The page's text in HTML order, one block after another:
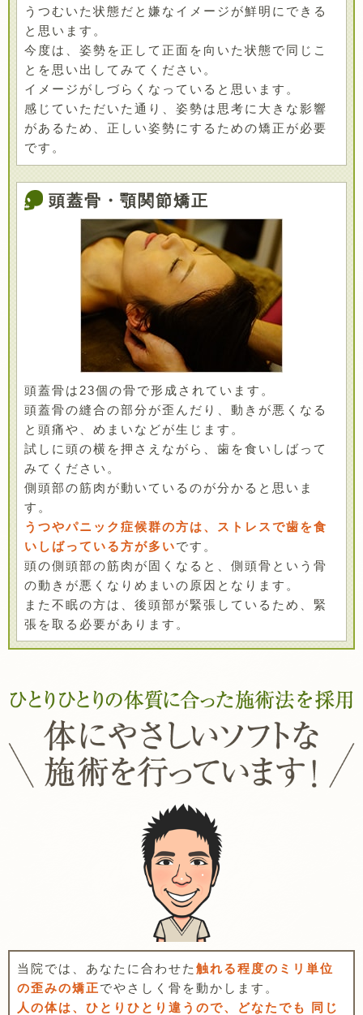
うつむいた状態だと嫌なイメージが鮮明にできる
と思います。
今度は、姿勢を正して正面を向いた状態で同じこ
とを思い出してみてください。
イメージがしづらくなっていると思います。
感じていただいた通り、姿勢は思考に大きな影響
があるため、正しい姿勢にするための矯正が必要
です。
頭蓋骨・顎関節矯正
頭蓋骨は23個の骨で形成されています。
頭蓋骨の縫合の部分が歪んだり、動きが悪くなる
と頭痛や、めまいなどが生じます。
試しに頭の横を押さえながら、歯を食いしばって
みてください。
側頭部の筋肉が動いているのが分かると思いま
す。
うつやパニック症候群の方は、ストレスで歯を食
いしばっている方が多いです。
頭の側頭部の筋肉が固くなると、側頭骨という骨
の動きが悪くなりめまいの原因となります。
また不眠の方は、後頭部が緊張しているため、緊
張を取る必要があります。
当院では、あなたに合わせた 触れる程度のミリ単位
の歪みの矯正でやさしく骨を動かします。
人の体は、ひとりひとり違うので、どなたでも 同じ